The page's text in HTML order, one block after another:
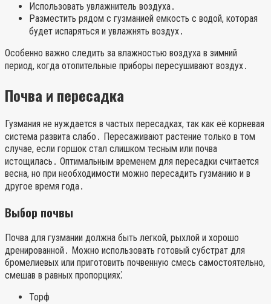
Использовать увлажнитель воздуха․
Разместить рядом с гузманией емкость с водой, которая
будет испаряться и увлажнять воздух․
Особенно важно следить за влажностью воздуха в зимний
период, когда отопительные приборы пересушивают воздух․
Почва и пересадка
Гузмания не нуждается в частых пересадках, так как её корневая
система развита слабо․ Пересаживают растение только в том
случае, если горшок стал слишком тесным или почва
истощилась․ Оптимальным временем для пересадки считается
весна, но при необходимости можно пересадить гузманию и в
другое время года․
Выбор почвы
Почва для гузмании должна быть легкой, рыхлой и хорошо
дренированной․ Можно использовать готовый субстрат для
бромелиевых или приготовить почвенную смесь самостоятельно,
смешав в равных пропорциях⁚
Торф